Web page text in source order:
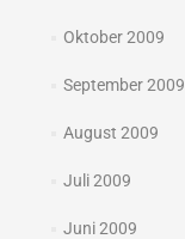
Oktober 2009
September 2009
August 2009
Juli 2009
Juni 2009